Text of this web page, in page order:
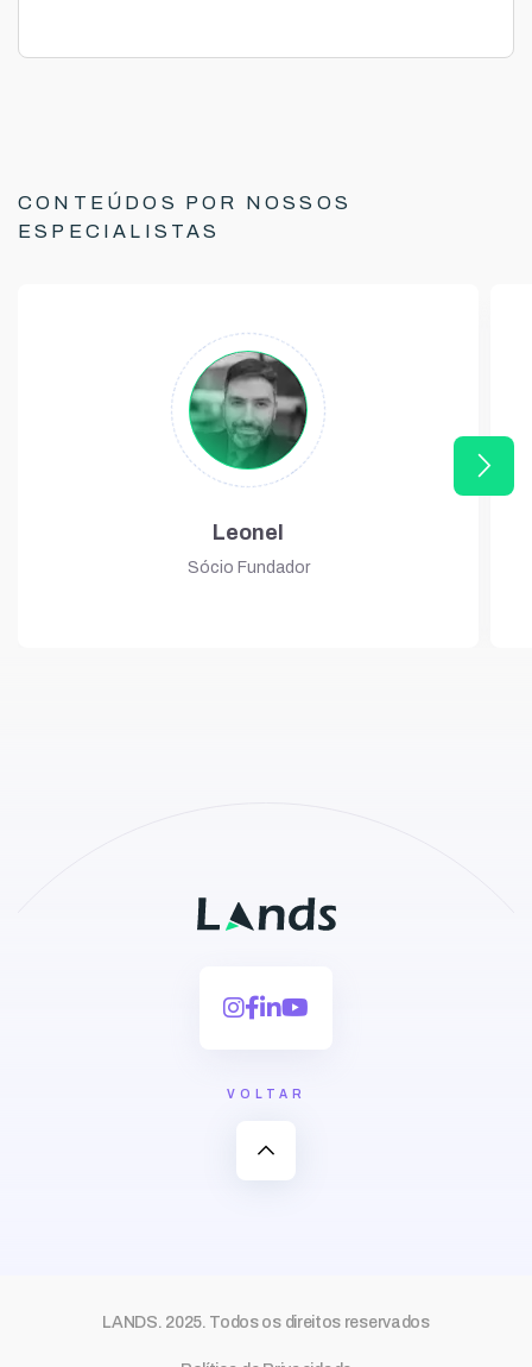
CONTEÚDOS POR NOSSOS
ESPECIALISTAS
Leonel
Sócio Fundador
arrow_forward_ios
VOLTAR
expand_less
LANDS. 2025. Todos os direitos reservados